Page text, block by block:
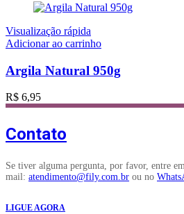
opções
podem
ser
escolhidas
página
do
Visualização rápida
Adicionar ao carrinho
Argila Natural 950g
R$ 6,95
Contato
Se tiver alguma pergunta, por favor, entre
mail: atendimento@fily.com.br ou no
LIGUE AGORA